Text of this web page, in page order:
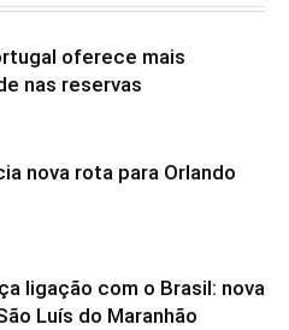
oferece mais
nas reservas
nova rota para Orlando
ligação com o Brasil: nova
Luís do Maranhão